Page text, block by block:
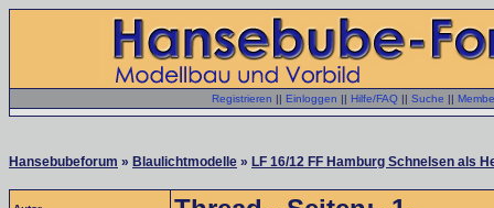
Registrieren || Einloggen || Hilfe/FAQ || Suche ||
Hansebubeforum » Blaulichtmodelle » LF 16/12 FF Hamburg Schnelsen als